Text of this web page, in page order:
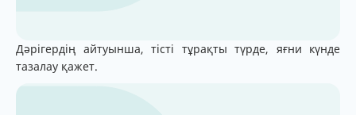
Дәрігердің айтуынша, тісті тұрақты түрде, яғни күнде
тазалау қажет.